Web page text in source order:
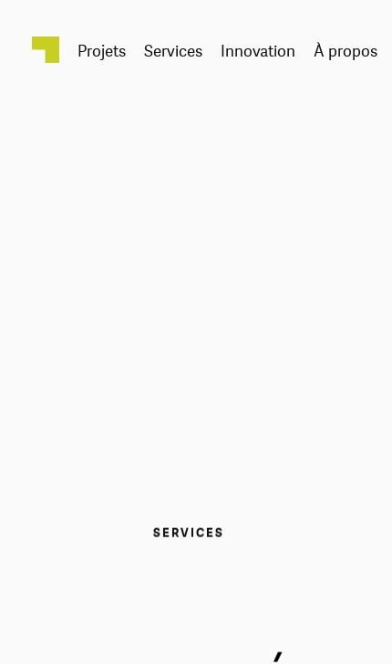
Projets Services Innovation À propos